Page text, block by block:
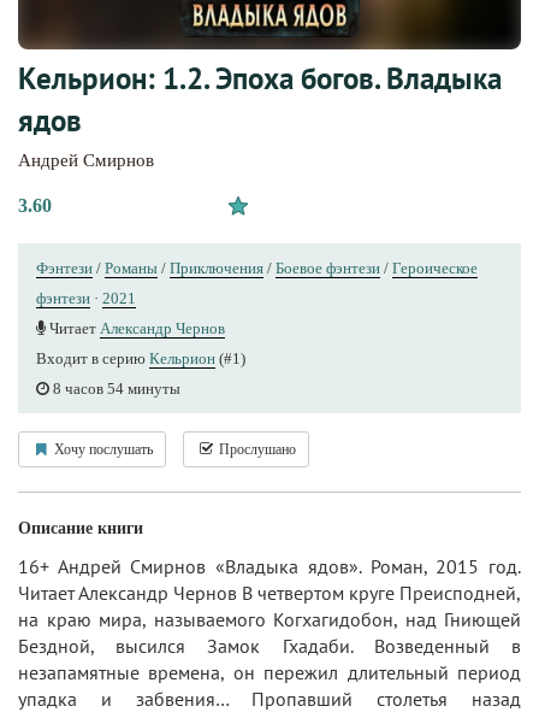
Кельрион: 1.2. Эпоха богов. Владыка
ядов
Андрей Смирнов
3.60
Фэнтези / Романы / Приключения / Боевое фэнтези / Героическое
фэнтези · 2021
Читает Александр Чернов
Входит в серию Кельрион (#1)
8 часов 54 минуты
Хочу послушать Прослушано
Описание книги
16+ Андрей Смирнов «Владыка ядов». Роман, 2015 год.
Читает Александр Чернов В четвертом круге Преисподней,
на краю мира, называемого Когхагидобон, над Гниющей
Бездной, высился Замок Гхадаби. Возведенный в
незапамятные времена, он пережил длительный период
упадка и забвения… Пропавший столетья назад